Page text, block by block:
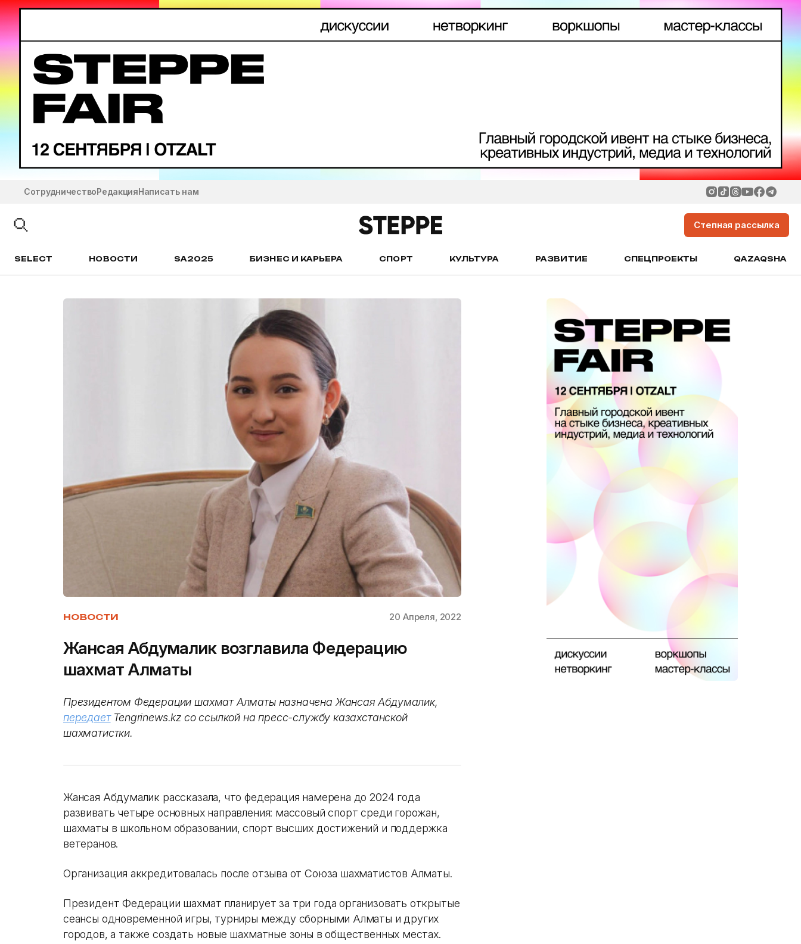
СотрудничествоРедакцияНаписать нам
Степная рассылка
SELECT НОВОСТИ SA2025 БИЗНЕС И КАРЬЕРА СПОРТ КУЛЬТУРА РАЗВИТИЕ СПЕЦПРОЕКТЫ QAZAQSHA
НОВОСТИ 20 Апреля, 2022
Жансая Абдумалик возглавила Федерацию
шахмат Алматы
Президентом Федерации шахмат Алматы назначена Жансая Абдумалик,
передаетTengrinews.kz со ссылкой на пресс-службу казахстанской
шахматистки.
Жансая Абдумалик рассказала, что федерация намерена до 2024 года
развивать четыре основных направления: массовый спорт среди горожан,
шахматы в школьном образовании, спорт высших достижений и поддержка
ветеранов.
Организация аккредитовалась после отзыва от Союза шахматистов Алматы.
Президент Федерации шахмат планирует за три года организовать открытые
сеансы одновременной игры, турниры между сборными Алматы и других
городов, а также создать новые шахматные зоны в общественных местах.